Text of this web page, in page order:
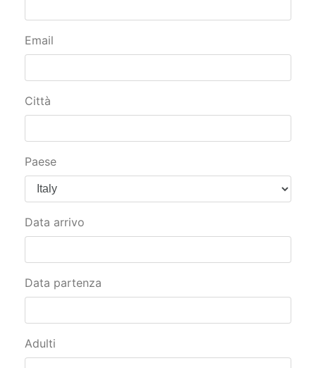
Email
Città
Paese
Data arrivo
Data partenza
Adulti